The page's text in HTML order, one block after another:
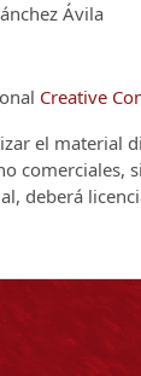
Ávila
Creative
el
comerciales,
deberá